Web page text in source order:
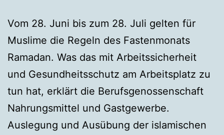
Vom 28. Juni bis zum 28. Juli gelten für
Muslime die Regeln des Fastenmonats
Ramadan. Was das mit Arbeitssicherheit
und Gesundheitsschutz am Arbeitsplatz zu
tun hat, erklärt die Berufsgenossenschaft
Nahrungsmittel und Gastgewerbe.
Auslegung und Ausübung der islamischen